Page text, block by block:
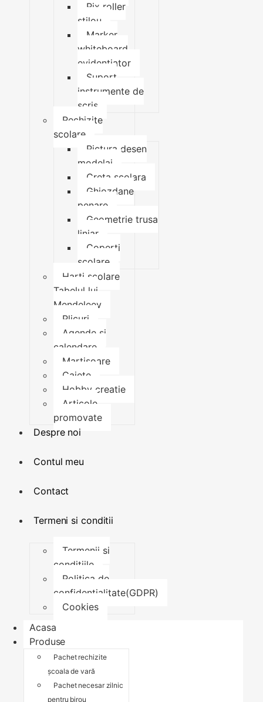
Pix roller
stilou
Marker
whiteboard
evidentiator
Suport
instrumente de
scris
Rechizite
scolare
Pictura desen
modelaj
Creta scolara
Ghiozdane
penare
Geometrie trusa
liniar
Coperti
scolare
Harti scolare
Tabelul lui
Mendeleev
Plicuri
Agende si
calendare
Martisoare
Caiete
Hobby creatie
Articole
promovate
Despre noi
Contul meu
Contact
Termeni si conditii
Termenii si
conditiile
Politica de
confidentialitate(GDPR)
Cookies
Acasa
Produse
Pachet rechizite
școala de vară
Pachet necesar zilnic
pentru birou